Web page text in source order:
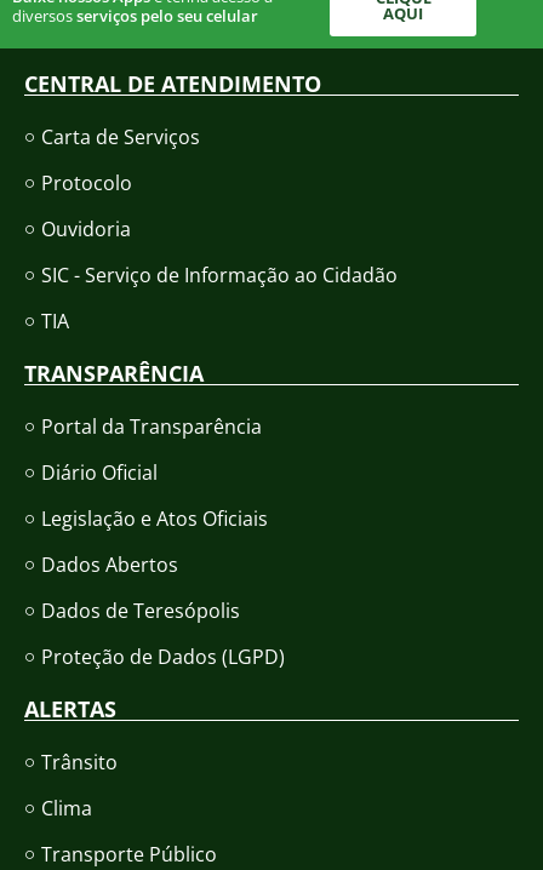
diversosserviços pelo seu celular AQUI
CENTRAL DE ATENDIMENTO
Carta de Serviços
Protocolo
Ouvidoria
SIC - Serviço de Informação ao Cidadão
TIA
TRANSPARÊNCIA
Portal da Transparência
Diário Oficial
Legislação e Atos Oficiais
Dados Abertos
Dados de Teresópolis
Proteção de Dados (LGPD)
ALERTAS
Trânsito
Clima
Transporte Público